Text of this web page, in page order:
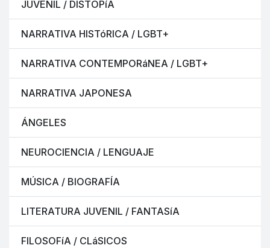
JUVENIL / DISTOPíA
NARRATIVA HISTóRICA / LGBT+
NARRATIVA CONTEMPORáNEA / LGBT+
NARRATIVA JAPONESA
ÁNGELES
NEUROCIENCIA / LENGUAJE
MÚSICA / BIOGRAFÍA
LITERATURA JUVENIL / FANTASíA
FILOSOFíA / CLáSICOS